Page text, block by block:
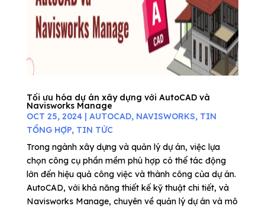
Tối ưu hóa dự án xây dựng với AutoCAD và
Navisworks Manage
OCT 25, 2024| AUTOCAD, NAVISWORKS, TIN
TỔNG HỢP, TIN TỨC
Trong ngành xây dựng và quản lý dự án, việc lựa
chọn công cụ phần mềm phù hợp có thể tác động
lớn đến hiệu quả công việc và thành công của dự án.
AutoCAD, với khả năng thiết kế kỹ thuật chi tiết, và
Navisworks Manage, chuyên về quản lý dự án và mô